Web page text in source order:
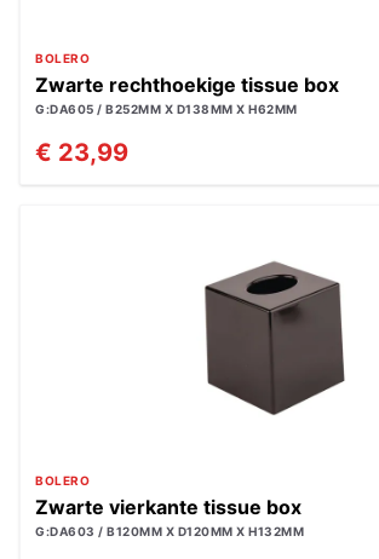
BOLERO
Zwarte rechthoekige tissue box
G:DA605 / B252MM X D138MM X H62MM
€ 23,99
BOLERO
Zwarte vierkante tissue box
G:DA603 / B120MM X D120MM X H132MM